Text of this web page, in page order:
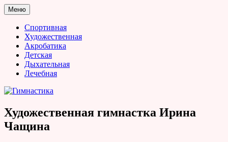
Перейти
к
содержимому
Гимнастика
Меню
Спортивная
Художественная
Акробатика
Детская
Дыхательная
Лечебная
Художественная гимнастка Ирина
Чащина